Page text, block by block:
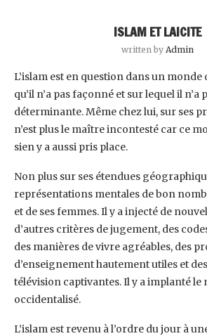
ISLAM ET LAICITE
written by Admin
L’islam est en question dans un monde
qu’il n’a pas façonné et sur lequel il n’a
déterminante. Même chez lui, sur ses
n’est plus le maître incontesté car ce
sien y a aussi pris place.
Non plus sur ses étendues
représentations mentales de bon
et de ses femmes. Il y a injecté de
d’autres critères de jugement, des
des manières de vivre agréables, des
d’enseignement hautement utiles et
télévision captivantes. Il y a implanté
occidentalisé.
L’islam est revenu à l’ordre du jour à